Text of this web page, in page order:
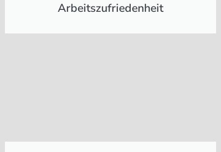
Arbeitszufriedenheit